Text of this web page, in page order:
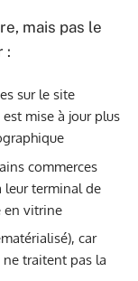
mais pas le
:
sur le site
mise à jour plus
commerces
leur terminal de
en vitrine
car
traitent pas la